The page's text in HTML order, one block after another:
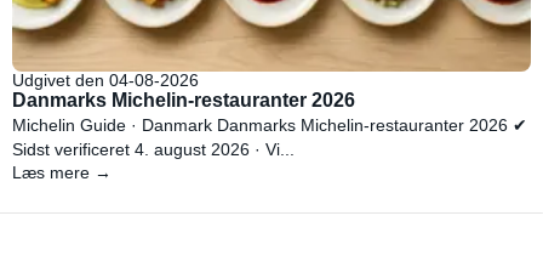
Udgivet den 04-08-2026
Danmarks Michelin-restauranter 2026
Michelin Guide · Danmark Danmarks Michelin-restauranter 2026 ✔
Sidst verificeret 4. august 2026 · Vi...
Læs mere →